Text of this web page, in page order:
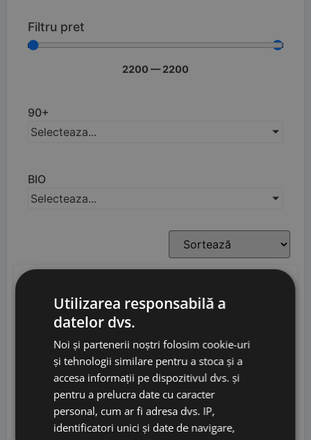
Filtru pret
2200 —2200
90+
Selecteaza...
BIO
Selecteaza...
98
Utilizarea responsabilă a
datelor dvs.
Noi și partenerii noștri folosim cookie-uri
și tehnologii similare pentru a stoca și a
accesa informații pe dispozitivul dvs. și
pentru a prelucra date cu caracter
personal, cum ar fi adresa dvs. IP,
identificatori unici și date de navigare,